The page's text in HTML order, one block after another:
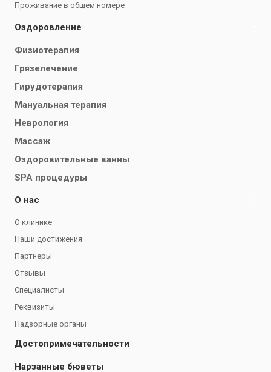
Проживание в общем номере
Оздоровление
Физиотерапия
Грязелечение
Гирудотерапия
Мануальная терапия
Неврология
Массаж
Оздоровительные ванны
SPA процедуры
О нас
О клинике
Наши достижения
Партнеры
Отзывы
Специалисты
Реквизиты
Надзорные органы
Достопримечательности
Нарзанные бюветы